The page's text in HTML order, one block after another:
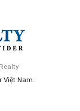
Việt Nam.